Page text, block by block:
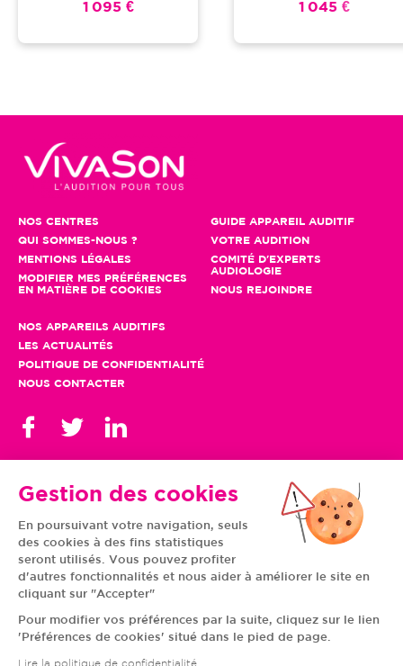
Gestion des cookies
En poursuivant votre navigation, seuls
des cookies à des fins statistiques
seront utilisés. Vous pouvez profiter
d'autres fonctionnalités et nous aider à améliorer le site en
cliquant sur "Accepter"
Pour modifier vos préférences par la suite, cliquez sur le lien
'Préférences de cookies' situé dans le pied de page.
Lire la politique de confidentialité
1 095 € 1 045 €
NOS CENTRES
QUI SOMMES-NOUS ?
MENTIONS LÉGALES
MODIFIER MES PRÉFÉRENCES
EN MATIÈRE DE COOKIES
GUIDE APPAREIL AUDITIF
VOTRE AUDITION
COMITÉ D'EXPERTS
AUDIOLOGIE
NOUS REJOINDRE
NOS APPAREILS AUDITIFS
LES ACTUALITÉS
POLITIQUE DE CONFIDENTIALITÉ
NOUS CONTACTER
TOUS NOS CENTRES
AUVERGNE-RHÔNE-
ALPES
FRANCHE-COMTÉ
BRETAGNE
CENTRE-VAL DE LOIRE
GRAND EST
ÎLE-DE-FRANCE
NORMANDIE
PAYS DE LA LOIRE
PROVENCE-ALPES-
CÔTE D'AZUR